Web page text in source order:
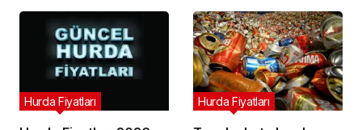
Hurda Fiyatları Hurda Fiyatları